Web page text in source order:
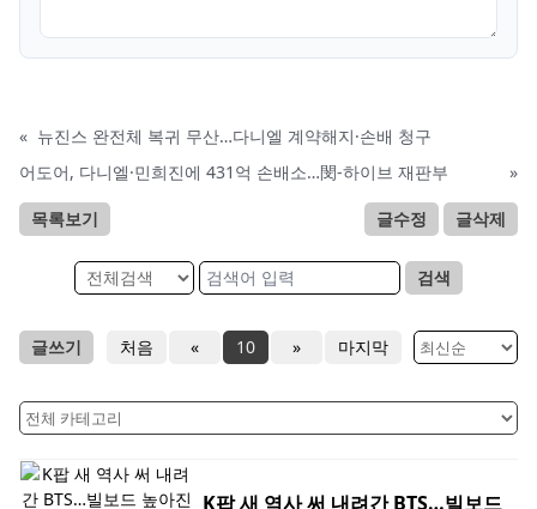
« 뉴진스 완전체 복귀 무산…다니엘 계약해지·손배 청구
어도어, 다니엘·민희진에 431억 손배소…閔-하이브 재판부
»
목록보기 글수정 글삭제
검색
글쓰기 처음 « 10 » 마지막
K팝 새 역사 써 내려간 BTS…빌보드